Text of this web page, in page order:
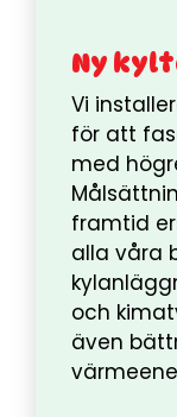
Ny
Vi
för att
med
framtid
alla våra
och
även